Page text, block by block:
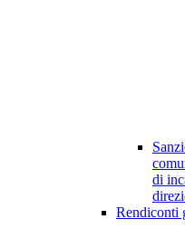
di
Rendiconti